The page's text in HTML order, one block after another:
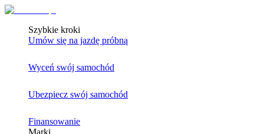
Szybkie kroki
Umów się na jazdę próbną
Wyceń swój samochód
Ubezpiecz swój samochód
Finansowanie
Marki